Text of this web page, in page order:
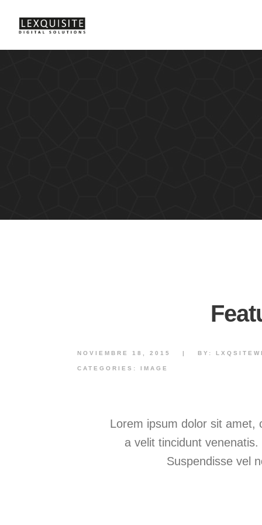
NOVIEMBRE 18, 2015 | BY:
CATEGORIES: IMAGE
Lorem ipsum dolor sit amet,
a velit tincidunt
Suspendisse vel